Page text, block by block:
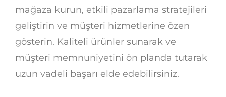
mağaza kurun, etkili pazarlama stratejileri
geliştirin ve müşteri hizmetlerine özen
gösterin. Kaliteli ürünler sunarak ve
müşteri memnuniyetini ön planda tutarak
uzun vadeli başarı elde edebilirsiniz.